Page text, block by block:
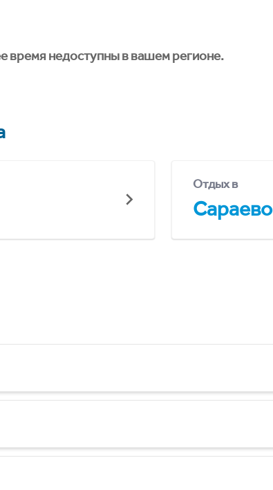
время недоступны в вашем регионе.
Отдых в
Сараево